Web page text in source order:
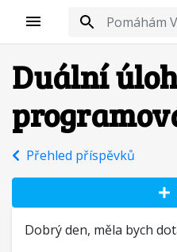
Duální
Přehled příspěvků
Dobrý den, měla bych